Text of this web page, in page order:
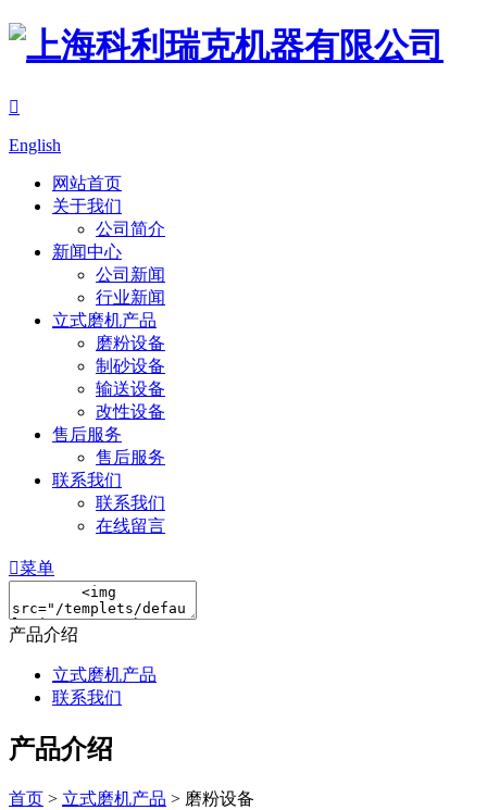

English
网站首页
关于我们
公司简介
新闻中心
公司新闻
行业新闻
立式磨机产品
磨粉设备
制砂设备
输送设备
改性设备
售后服务
售后服务
联系我们
联系我们
在线留言
菜单
产品介绍
立式磨机产品
联系我们
产品介绍
首页 > 立式磨机产品 > 磨粉设备